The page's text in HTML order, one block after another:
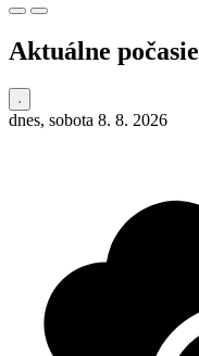
Aktuálne počasie
dnes, sobota 8. 8. 2026